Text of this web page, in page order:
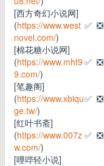
[西方奇幻小说网]
(https://www.west
novel.com/)
✅ ❎
[棉花糖小说网]
(https://www.mht9
9.com/)
✅ ❎
[笔趣阁]
(https://www.xbiqu
ge.tw/)
✅ ❎
[红叶书斋]
(https://www.007z
w.com/)
✅ ❎
[哩哔轻小说]